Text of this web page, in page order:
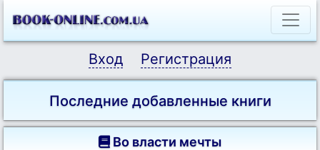
Вход Регистрация
Последние добавленные книги
Во власти мечты